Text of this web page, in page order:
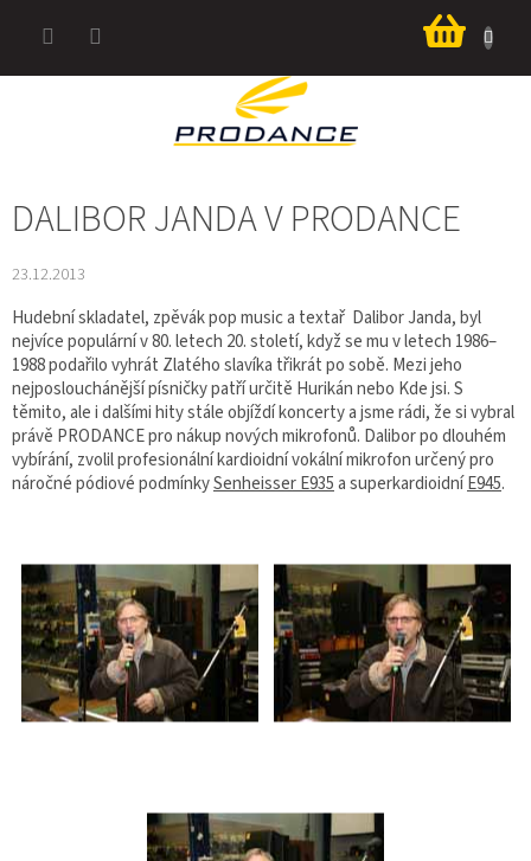
košík
DALIBOR JANDA V PRODANCE
23.12.2013
Hudební skladatel, zpěvák pop music a textař Dalibor Janda, byl
nejvíce populární v 80. letech 20. století, když se mu v letech 1986–
1988 podařilo vyhrát Zlatého slavíka třikrát po sobě. Mezi jeho
nejposlouchánější písničky patří určitě Hurikán nebo Kde jsi. S
těmito, ale i dalšími hity stále objíždí koncerty a jsme rádi, že si vybral
právě PRODANCE pro nákup nových mikrofonů. Dalibor po dlouhém
vybírání, zvolil profesionální kardioidní vokální mikrofon určený pro
náročné pódiové podmínkySenheisser E935a superkardioidníE945.